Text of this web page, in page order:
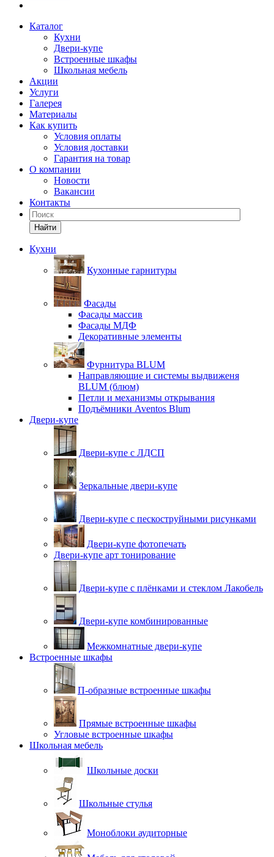
Каталог
Кухни
Двери-купе
Встроенные шкафы
Школьная мебель
Акции
Услуги
Галерея
Материалы
Как купить
Условия оплаты
Условия доставки
Гарантия на товар
О компании
Новости
Вакансии
Контакты
Найти
Кухни
Кухонные гарнитуры
Фасады
Фасады массив
Фасады МДФ
Декоративные элементы
Фурнитура BLUM
Направляющие и системы выдвиженя
BLUM (блюм)
Петли и механизмы открывания
Подъёмники Aventos Blum
Двери-купе
Двери-купе с ЛДСП
Зеркальные двери-купе
Двери-купе с пескоструйными рисунками
Двери-купе фотопечать
Двери-купе арт тонирование
Двери-купе с плёнками и стеклом Лакобель
Двери-купе комбинированные
Межкомнатные двери-купе
Встроенные шкафы
П-образные встроенные шкафы
Прямые встроенные шкафы
Угловые встроенные шкафы
Школьная мебель
Школьные доски
Школьные стулья
Моноблоки аудиторные